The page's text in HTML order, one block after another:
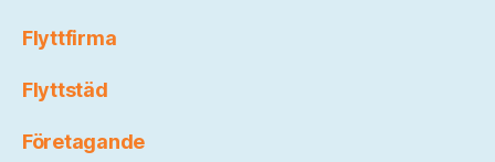
Flyttfirma
Flyttstäd
Företagande